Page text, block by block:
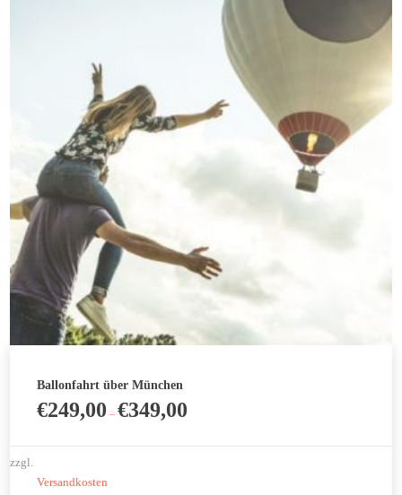
Produktseite
gewählt
werden
Ballonfahrt über München
€249,00 –€349,00
zzgl.
Versandkosten